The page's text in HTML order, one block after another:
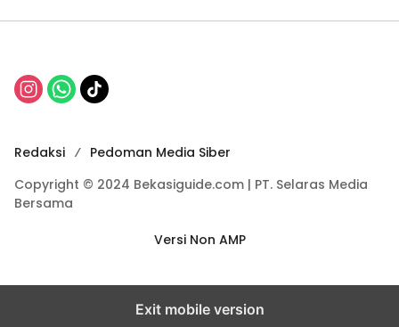
Redaksi
Pedoman Media Siber
Copyright © 2024 Bekasiguide.com | PT. Selaras Media
Bersama
Versi Non AMP
Exit mobile version